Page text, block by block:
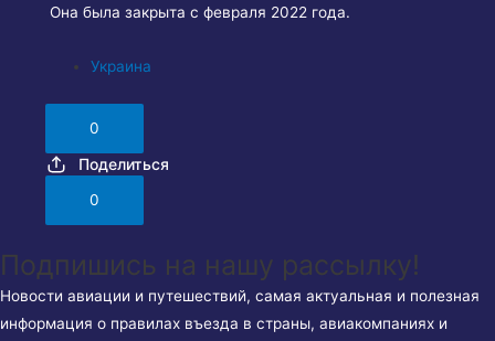
Она была закрыта с февраля 2022 года.
Украина
0
Поделиться
0
Подпишись на нашу рассылку!
Новости авиации и путешествий, самая актуальная и полезная
информация о правилах въезда в страны, авиакомпаниях и